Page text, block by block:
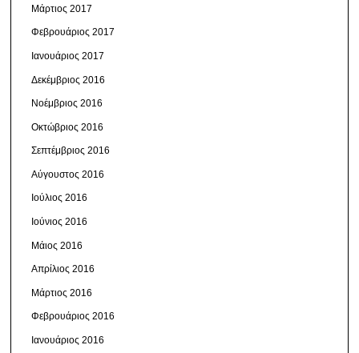
Μάρτιος 2017
Φεβρουάριος 2017
Ιανουάριος 2017
Δεκέμβριος 2016
Νοέμβριος 2016
Οκτώβριος 2016
Σεπτέμβριος 2016
Αύγουστος 2016
Ιούλιος 2016
Ιούνιος 2016
Μάιος 2016
Απρίλιος 2016
Μάρτιος 2016
Φεβρουάριος 2016
Ιανουάριος 2016